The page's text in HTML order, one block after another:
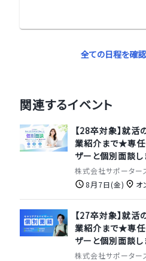
全ての日程を確認
関連するイベント
【28卒対象】就
業紹介まで★専任
ザーと個別面談し
株式会社サポーター
8月7日(金)
オ
【27卒対象】就
業紹介まで★専任
ザーと個別面談し
株式会社サポーター